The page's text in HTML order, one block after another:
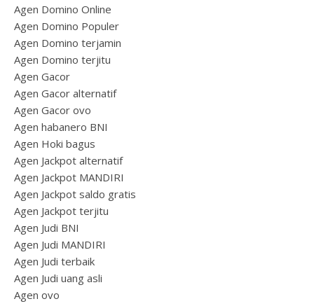
Agen Domino Online
Agen Domino Populer
Agen Domino terjamin
Agen Domino terjitu
Agen Gacor
Agen Gacor alternatif
Agen Gacor ovo
Agen habanero BNI
Agen Hoki bagus
Agen Jackpot alternatif
Agen Jackpot MANDIRI
Agen Jackpot saldo gratis
Agen Jackpot terjitu
Agen Judi BNI
Agen Judi MANDIRI
Agen Judi terbaik
Agen Judi uang asli
Agen ovo